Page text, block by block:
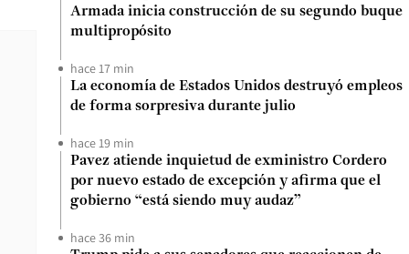
Armada inicia construcción de su segundo buque
multipropósito
hace 17 min
La economía de Estados Unidos destruyó empleos
de forma sorpresiva durante julio
hace 19 min
Pavez atiende inquietud de exministro Cordero
por nuevo estado de excepción y afirma que el
gobierno “está siendo muy audaz”
hace 36 min